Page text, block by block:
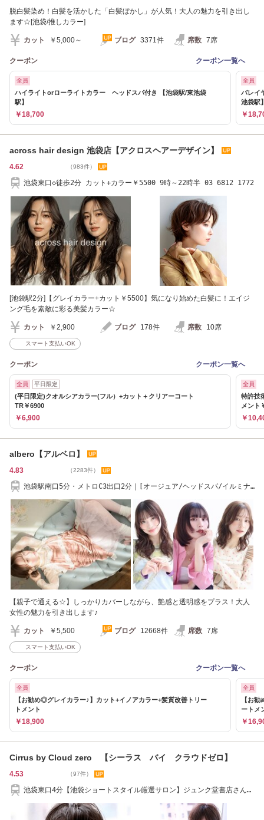
脱白髪染め！白髪を活かした「白髪ぼかし」が人気！大人の魅力を引き出し
ます☆[池袋/推しカラー]
カット ￥5,000～ ブログ 3371件 席数 7席
クーポン クーポン一覧へ
全員
ハイライトorローライトカラー ヘッドスパ付き 【池袋駅/東池袋
駅】
￥18,700
全員
バレイ
池袋駅
￥
across hair design 池袋店【アクロスヘアーデザイン】
4.62 （983件）
池袋東口◇徒歩2分 カット+カラー￥5500 9時～22時半 03 6812 1772
[池袋駅2分]【グレイカラー+カット￥5500】気になり始めた白髪に！エイジ
ング毛を素敵に彩る美髪カラー☆
カット ￥2,900 ブログ 178件 席数 10席
スマート支払いOK
クーポン クーポン一覧へ
全員 平日限定
(平日限定)クオルシアカラー(フル）+カット＋クリアーコート
TR￥6900
￥6,900
全員
特許技
メント
￥
albero【アルベロ】
4.83 （2283件）
池袋駅南口5分・メトロC3出口2分｜[オージュア/ヘッドスパ/イルミナ
【親子で通える☆】しっかりカバーしながら、艶感と透明感をプラス！大人
女性の魅力を引き出します♪
カット ￥5,500 ブログ 12668件 席数 7席
スマート支払いOK
クーポン クーポン一覧へ
全員
【お勧め◎グレイカラー♪】カット+イノアカラー+髪質改善トリー
トメント
￥18,900
全員
【お
ートメ
￥
Cirrus by Cloud zero 【シーラス バイ クラウドゼロ】
4.53 （97件）
池袋東口4分【池袋ショートスタイル厳選サロン】ジュンク堂書店さんの